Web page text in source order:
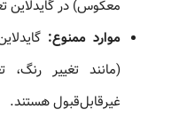
معکوس) در
موارد ممنوع:
(مانند تغییر رنگ،
غیرقابل‌قبول هستند.